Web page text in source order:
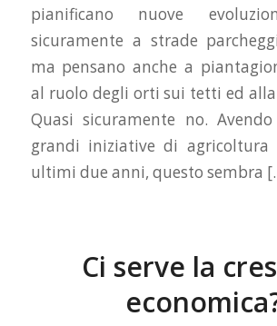
pianificano nuove
sicuramente a strade
ma pensano anche a
al ruolo degli orti sui tetti ed
Quasi sicuramente no.
grandi iniziative di agricoltura
ultimi due anni, questo sembra
Ci serve la